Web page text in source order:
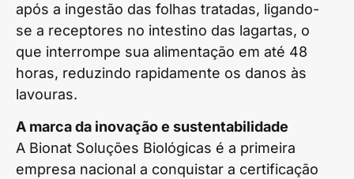
após a ingestão das folhas tratadas, ligando-
se a receptores no intestino das lagartas, o
que interrompe sua alimentação em até 48
horas, reduzindo rapidamente os danos às
lavouras.
A marca da inovação e sustentabilidade
A Bionat Soluções Biológicas é a primeira
empresa nacional a conquistar a certificação